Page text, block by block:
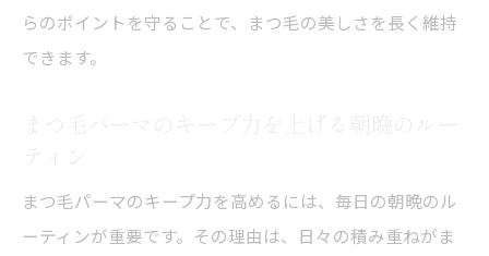
らのポイントを守ることで、まつ毛の美しさを長く維持
できます。
まつ毛パーマのキープ力を高めるには、毎日の朝晩のル
ーティンが重要です。その理由は、日々の積み重ねがま